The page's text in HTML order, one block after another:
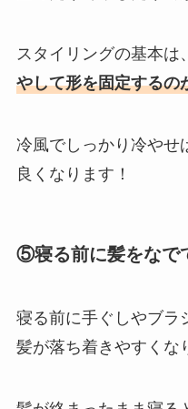
スタイリングの基本は、
やして形を固定するの
冷風でしっかり冷やせ
良くなります！
⑤寝る前に髪をなで
寝る前に手ぐしやブラ
髪が落ち着きやすくな